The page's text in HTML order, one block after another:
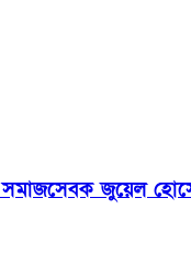
জুয়েল